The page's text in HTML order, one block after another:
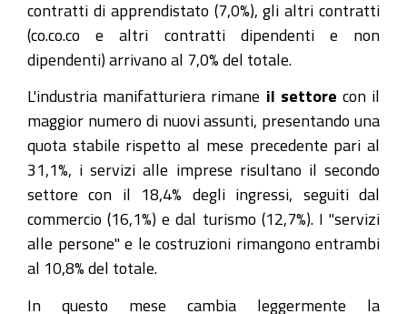
contratti di apprendistato (7,0%), gli altri contratti
(co.co.co e altri contratti dipendenti e non
dipendenti) arrivano al 7,0% del totale.
L'industria manifatturiera rimane il settore con il
maggior numero di nuovi assunti, presentando una
quota stabile rispetto al mese precedente pari al
31,1%, i servizi alle imprese risultano il secondo
settore con il 18,4% degli ingressi, seguiti dal
commercio (16,1%) e dal turismo (12,7%). I "servizi
alle persone" e le costruzioni rimangono entrambi
al 10,8% del totale.
In questo mese cambia leggermente la